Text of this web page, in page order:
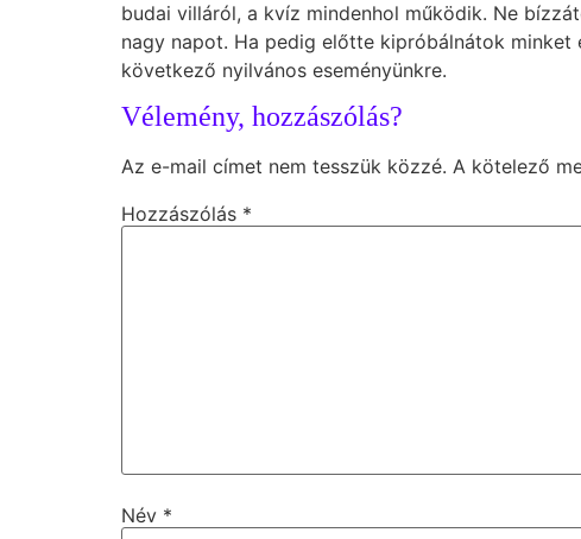
budai villáról, a kvíz mindenhol működik. Ne
nagy napot. Ha pedig előtte kipróbálnátok minket
következő nyilvános eseményünkre.
Vélemény, hozzászólás?
Az e-mail címet nem tesszük közzé. A kötelező
Hozzászólás *
Név *